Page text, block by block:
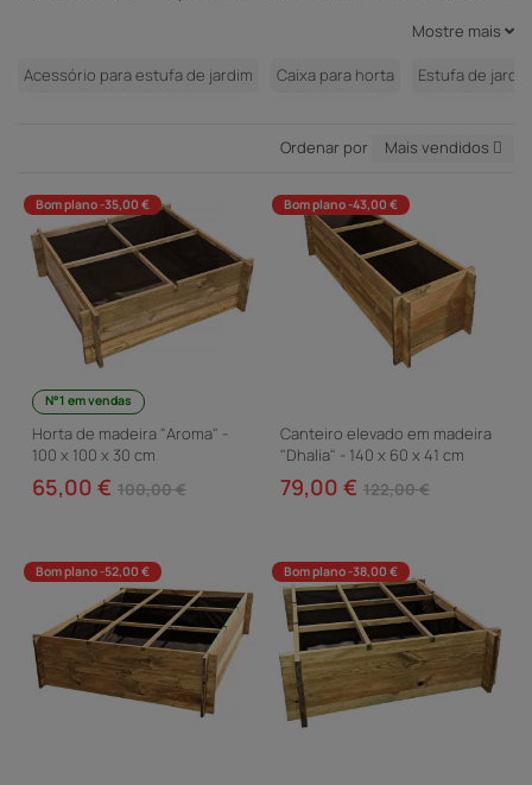
pela sua vertente funcional e de design. Optar por uma estufa
reproduzir o efeito de estufa no seu jardim.
Mostre mais
Acessório para estufa de jardim Caixa para horta Estufa de
Ordenar por Mais vendidos
Bom plano -35,00 €
N°1 em vendas
Horta de madeira "Aroma" -
100 x 100 x 30 cm
65,00 € 100,00 €
Bom plano -43,00 €
Canteiro elevado em madeira
"Dhalia" - 140 x 60 x 41 cm
79,00 € 122,00 €
Bom plano -52,00 € Bom plano -38,00 €